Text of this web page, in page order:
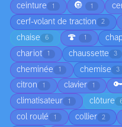
ceinture 1 🔘 1
cerf-volant de traction 2
chaise 6 🍄 1
chariot 1 chaussette 3
cheminée 1 chemise 3
citron 1 clavier 1
climatisateur 1 clôture
col roulé 1 collier 2